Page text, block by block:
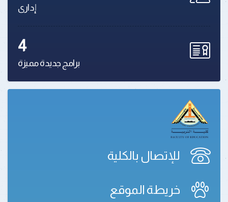
إدارى
4
برامج جديدة مميزة
للإتصال بالكلية
خريطة الموقع